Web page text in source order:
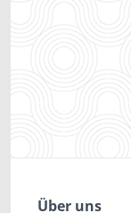
Über uns